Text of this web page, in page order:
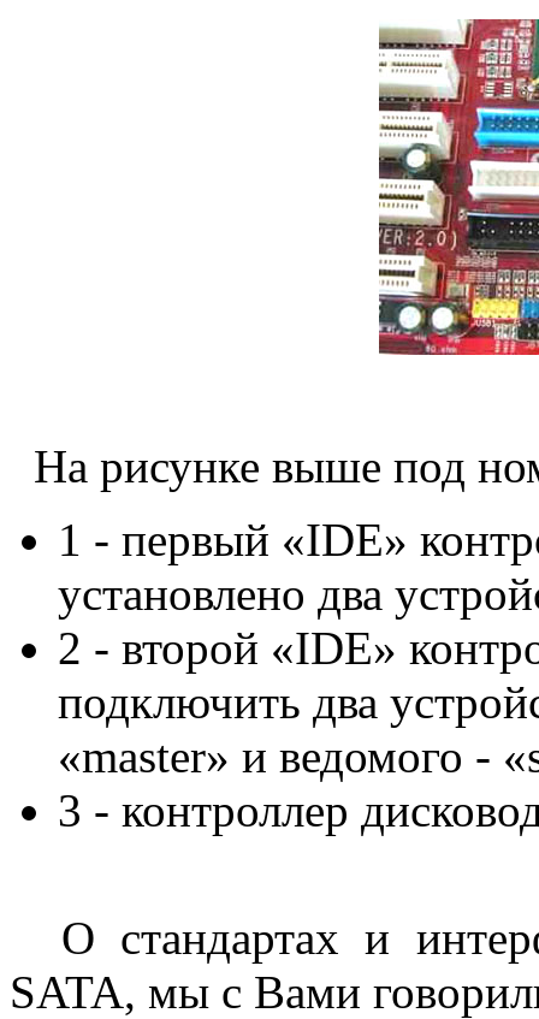
На рисунке выше под
1 - первый «IDE»
установлено два
2 - второй «IDE»
подключить два
«master» и ведомого -
3 - контроллер
О стандартах и
SATA, мы с Вами